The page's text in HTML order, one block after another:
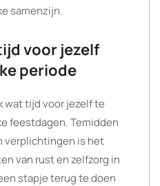
samenzijn.
voor jezelf
periode
wat tijd voor jezelf te
feestdagen. Temidden
verplichtingen is het
van rust en zelfzorg in
stapje terug te doen